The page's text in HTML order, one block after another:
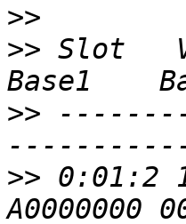
>>
>> Slot
>>
>> 0:01:2